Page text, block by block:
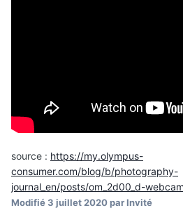
source : https://my.olympus-
consumer.com/blog/b/photography-
journal_en/posts/om_2d00_d-
Modifié3 juillet 2020par Invité